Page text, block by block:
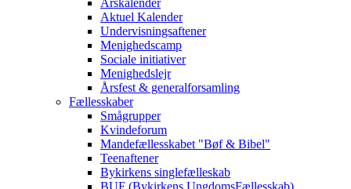
Årskalender
Aktuel Kalender
Undervisningsaftener
Menighedscamp
Sociale initiativer
Menighedslejr
Årsfest & generalforsamling
Fællesskaber
Smågrupper
Kvindeforum
Mandefællesskabet "Bøf & Bibel"
Teenaftener
Bykirkens singlefælleskab
BUF (Bykirkens UngdomsFællesskab)